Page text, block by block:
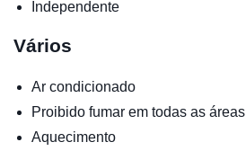
Independente
Vários
Ar condicionado
Proibido fumar em todas as áreas
Aquecimento